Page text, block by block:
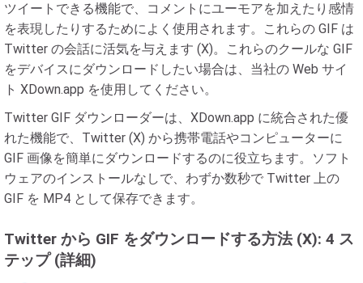
ツイートできる機能で、コメントにユーモアを加えたり感情
を表現したりするためによく使用されます。これらの GIF は
Twitter の会話に活気を与えます (X)。これらのクールな GIF
をデバイスにダウンロードしたい場合は、当社の Web サイ
ト XDown.app を使用してください。
Twitter GIF ダウンローダーは、XDown.app に統合された優
れた機能で、Twitter (X) から携帯電話やコンピューターに
GIF 画像を簡単にダウンロードするのに役立ちます。ソフト
ウェアのインストールなしで、わずか数秒で Twitter 上の
GIF を MP4 として保存できます。
Twitter から GIF をダウンロードする方法 (X): 4 ス
テップ (詳細)